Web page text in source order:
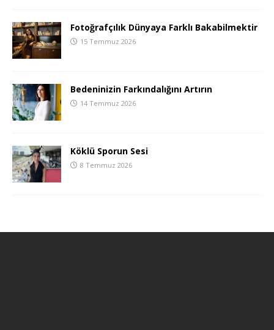
Fotoğrafçılık Dünyaya Farklı Bakabilmektir
15 Temmuz 2026
Bedeninizin Farkındalığını Artırın
14 Temmuz 2026
Köklü Sporun Sesi
8 Temmuz 2026